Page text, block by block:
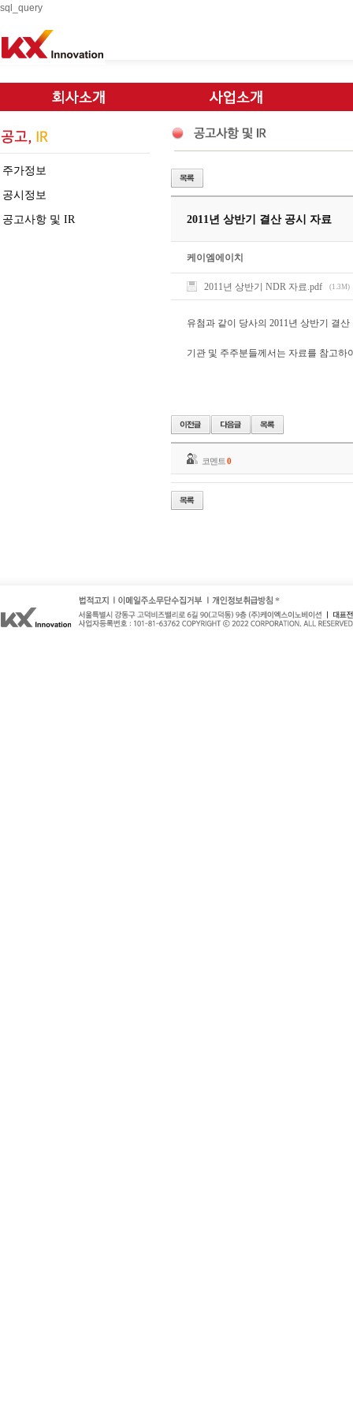
sql_query
주가정보
공시정보
공고사항 및 IR 2011년 상반기 결산 공시 자료
케이엠에이치
2011년 상반기 NDR 자료.pdf (1.3M)
유첨과 같이 당사의 2011년 상반기 결
기관 및 주주분들께서는 자료를 참고하
코멘트 0
*